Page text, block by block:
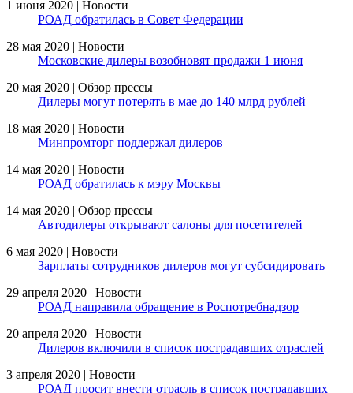
1 июня 2020 | Новости
РОАД обратилась в Совет Федерации
28 мая 2020 | Новости
Московские дилеры возобновят продажи 1 июня
20 мая 2020 | Обзор прессы
Дилеры могут потерять в мае до 140 млрд рублей
18 мая 2020 | Новости
Минпромторг поддержал дилеров
14 мая 2020 | Новости
РОАД обратилась к мэру Москвы
14 мая 2020 | Обзор прессы
Автодилеры открывают салоны для посетителей
6 мая 2020 | Новости
Зарплаты сотрудников дилеров могут субсидировать
29 апреля 2020 | Новости
РОАД направила обращение в Роспотребнадзор
20 апреля 2020 | Новости
Дилеров включили в список пострадавших отраслей
3 апреля 2020 | Новости
РОАД просит внести отрасль в список пострадавших